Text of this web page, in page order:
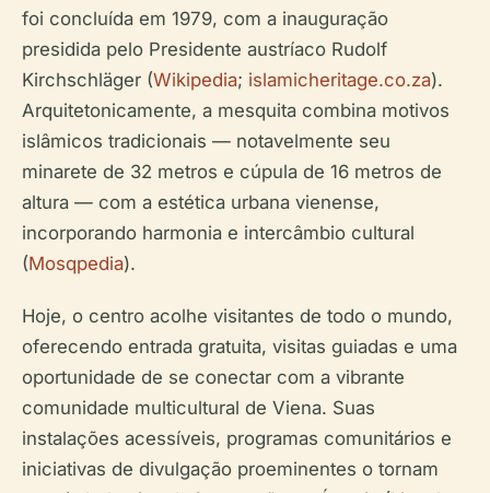
foi concluída em 1979, com a inauguração
presidida pelo Presidente austríaco Rudolf
Kirchschläger (Wikipedia; islamicheritage.co.za).
Arquitetonicamente, a mesquita combina motivos
islâmicos tradicionais — notavelmente seu
minarete de 32 metros e cúpula de 16 metros de
altura — com a estética urbana vienense,
incorporando harmonia e intercâmbio cultural
(Mosqpedia).
Hoje, o centro acolhe visitantes de todo o mundo,
oferecendo entrada gratuita, visitas guiadas e uma
oportunidade de se conectar com a vibrante
comunidade multicultural de Viena. Suas
instalações acessíveis, programas comunitários e
iniciativas de divulgação proeminentes o tornam